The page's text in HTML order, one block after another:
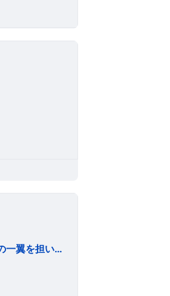
MISSION 安心・安全・安定した海上輸送を行うことで、豊かな生活の創造の一翼を担い、社会に貢献します。 VISION 社会のニーズを捉え、社会に信頼され、選ばれ続ける海運会社を目指します。 VALUES 1. 海を愛し、安全と環境保全を常に優先します。(会社の使命） 2. コンプライアンスを重んじ、公正な事業活動に努めます。(経営方針) 3. 常に責任と情熱をもって仕事に取組みます。（行動規範） 4. 人材の教育と育成に取組み、“船のプロ集団”を海陸一体で目指します。（行動規範）